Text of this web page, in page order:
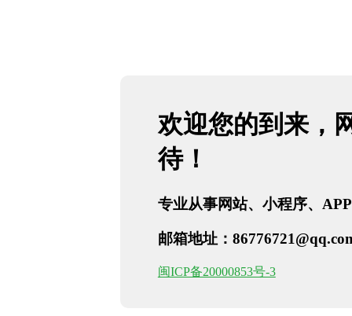
欢迎您的到来，
待！
专业从事网站、小程序、
邮箱地址：
闽ICP备20000853号-3